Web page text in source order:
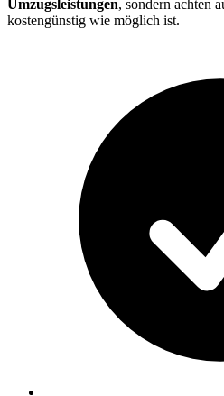
Umzugsleistungen, sondern achten
kostengünstig wie möglich ist.